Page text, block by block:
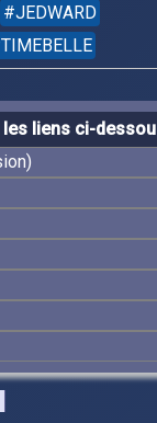
JEDWARD
TIMEBELLE
les liens ci-